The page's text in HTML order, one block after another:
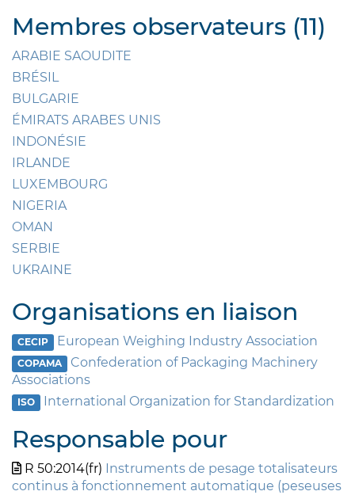
Membres observateurs (11)
ARABIE SAOUDITE
BRÉSIL
BULGARIE
ÉMIRATS ARABES UNIS
INDONÉSIE
IRLANDE
LUXEMBOURG
NIGERIA
OMAN
SERBIE
UKRAINE
Organisations en liaison
CECIP European Weighing Industry Association
COPAMA
Confederation of Packaging Machinery
Associations
ISO International Organization for Standardization
Responsable pour
R 50:2014(fr) Instruments de pesage totalisateurs
continus à fonctionnement automatique (peseuses